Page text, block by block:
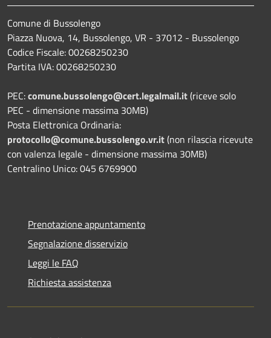
Comune di Bussolengo
Piazza Nuova, 14, Bussolengo, VR - 37012 - Bussolengo
Codice Fiscale: 00268250230
Partita IVA: 00268250230
PEC:comune.bussolengo@cert.legalmail.it(riceve solo
PEC - dimensione massima 30MB)
Posta Elettronica Ordinaria:
protocollo@comune.bussolengo.vr.it(non rilascia ricevute
con valenza legale - dimensione massima 30MB)
Centralino Unico: 045 6769900
Prenotazione appuntamento
Segnalazione disservizio
Leggi le FAQ
Richiesta assistenza